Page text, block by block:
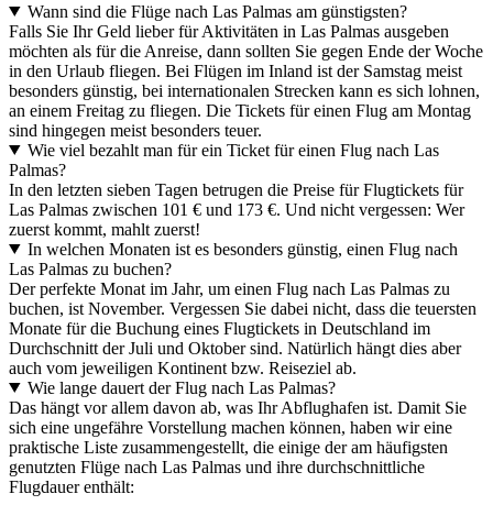
Wann sind die Flüge nach Las Palmas am günstigsten?
Falls Sie Ihr Geld lieber für Aktivitäten in Las Palmas ausgeben
möchten als für die Anreise, dann sollten Sie gegen Ende der Woche
in den Urlaub fliegen. Bei Flügen im Inland ist der Samstag meist
besonders günstig, bei internationalen Strecken kann es sich lohnen,
an einem Freitag zu fliegen. Die Tickets für einen Flug am Montag
sind hingegen meist besonders teuer.
Wie viel bezahlt man für ein Ticket für einen Flug nach Las
Palmas?
In den letzten sieben Tagen betrugen die Preise für Flugtickets für
Las Palmas zwischen 101 € und 173 €. Und nicht vergessen: Wer
zuerst kommt, mahlt zuerst!
In welchen Monaten ist es besonders günstig, einen Flug nach
Las Palmas zu buchen?
Der perfekte Monat im Jahr, um einen Flug nach Las Palmas zu
buchen, ist November. Vergessen Sie dabei nicht, dass die teuersten
Monate für die Buchung eines Flugtickets in Deutschland im
Durchschnitt der Juli und Oktober sind. Natürlich hängt dies aber
auch vom jeweiligen Kontinent bzw. Reiseziel ab.
Wie lange dauert der Flug nach Las Palmas?
Das hängt vor allem davon ab, was Ihr Abflughafen ist. Damit Sie
sich eine ungefähre Vorstellung machen können, haben wir eine
praktische Liste zusammengestellt, die einige der am häufigsten
genutzten Flüge nach Las Palmas und ihre durchschnittliche
Flugdauer enthält: